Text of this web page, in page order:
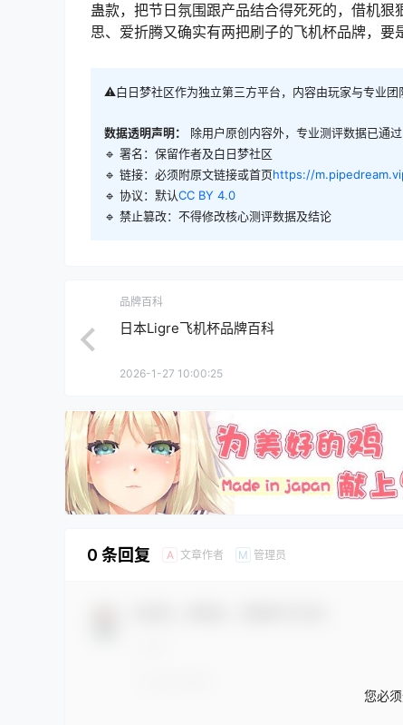
蛊款，把节日氛围跟产品结合得死死的，借机
思、爱折腾又确实有两把刷子的飞机杯品牌，要
⚠️白日梦社区作为独立第三方平台，内容由玩家与专业团
数据透明声明： 除用户原创内容外，专业测评数据已通过
🔹 署名：保留作者及白日梦社区
🔹 链接：必须附原文链接或首页https://
🔹 协议：默认CC BY 4.0
🔹 禁止篡改：不得修改核心测评数据及结论
品牌百科
日本Ligre飞机杯品牌百科
2026-1-27 10:00:25
0 条回复 A 文章作者 M 管理员
您必